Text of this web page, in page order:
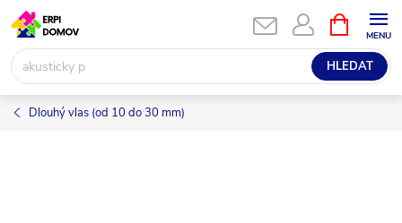
Přejít
na
obsah
HLEDAT
NÁKUPNÍ
KOŠÍK
Dlouhý vlas (od 10 do 30 mm)